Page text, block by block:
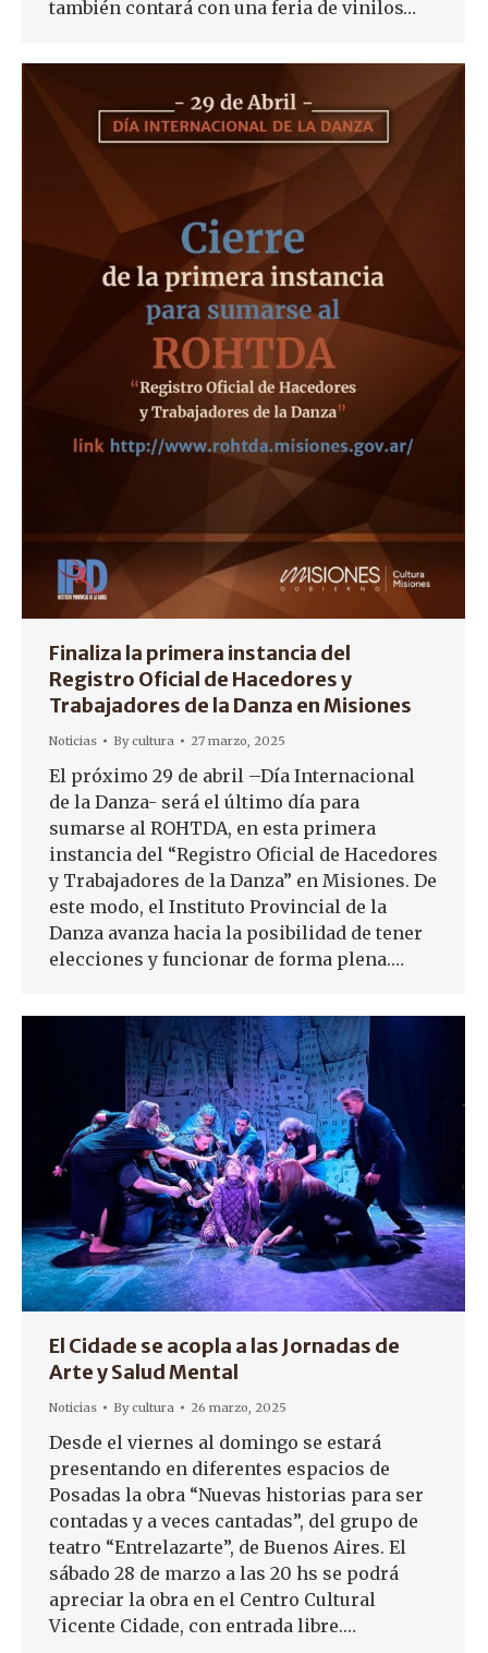
también contará con una feria de vinilos…
Finaliza la primera instancia del
Registro Oficial de Hacedores y
Trabajadores de la Danza en Misiones
Noticias Bycultura 27 marzo, 2025
El próximo 29 de abril –Día Internacional
de la Danza- será el último día para
sumarse al ROHTDA, en esta primera
instancia del “Registro Oficial de Hacedores
y Trabajadores de la Danza” en Misiones. De
este modo, el Instituto Provincial de la
Danza avanza hacia la posibilidad de tener
elecciones y funcionar de forma plena.…
El Cidade se acopla a las Jornadas de
Arte y Salud Mental
Noticias Bycultura 26 marzo, 2025
Desde el viernes al domingo se estará
presentando en diferentes espacios de
Posadas la obra “Nuevas historias para ser
contadas y a veces cantadas”, del grupo de
teatro “Entrelazarte”, de Buenos Aires. El
sábado 28 de marzo a las 20 hs se podrá
apreciar la obra en el Centro Cultural
Vicente Cidade, con entrada libre.…